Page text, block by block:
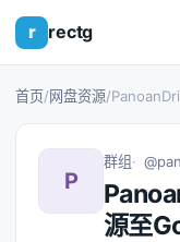
r rectg
首页/网盘资源/
P
群组
源至